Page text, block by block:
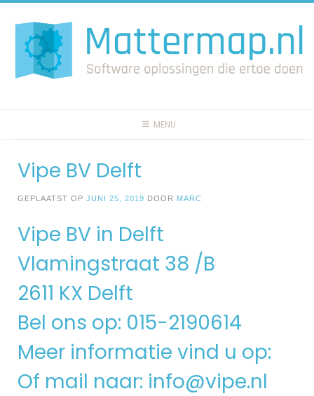
naar
inhoud
MENU
Vipe BV Delft
GEPLAATST OP JUNI 25, 2019 DOOR MARC
Vipe BV in Delft
Vlamingstraat 38 /B
2611 KX Delft
Bel ons op: 015-2190614
Meer informatie vind u op:
Of mail naar: info@vipe.nl